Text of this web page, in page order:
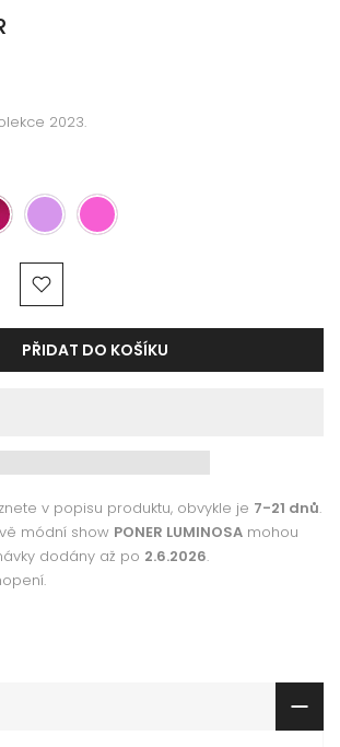
2023.
PŘIDAT DO KOŠÍKU
v popisu produktu, obvykle je 7-21 dnů.
módní show PONER LUMINOSA mohou
dodány až po 2.6.2026.